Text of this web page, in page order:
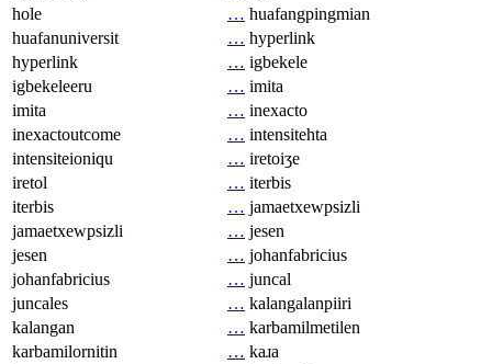
hole
… huafangpingmian
huafanuniversit
… hyperlink
hyperlink
… igbekele
igbekeleeru
… imita
imita
… inexacto
inexactoutcome
… intensitehta
intensiteioniqu
… iretoiʒe
iretol
… iterbis
iterbis
… jamaetxewpsizli
jamaetxewpsizli
… jesen
jesen
… johanfabricius
johanfabricius
… juncal
juncales
… kalangalanpiiri
kalangan
… karbamilmetilen
karbamilornitin
… kaɹa